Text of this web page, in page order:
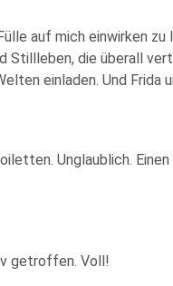
auf mich einwirken
die überall
einladen. Und Frida
Unglaublich.
getroffen. Voll!